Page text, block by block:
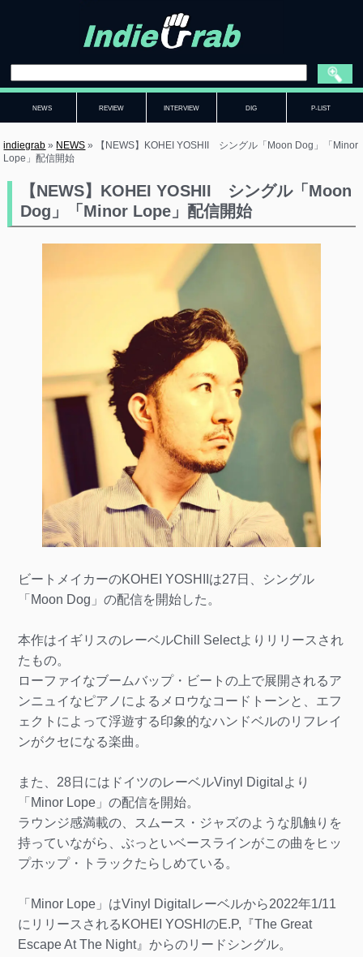
NEWS REVIEW INTERVIEW DIG P-LIST
indiegrab » NEWS »
【NEWS】KOHEI YOSHII シングル「Moon Dog」「Minor
Lope」配信開始
【NEWS】KOHEI YOSHII シングル「Moon
Dog」「Minor Lope」配信開始
ビートメイカーのKOHEI YOSHIIは27日、シングル
「Moon Dog」の配信を開始した。
本作はイギリスのレーベルChill Selectよりリリースされ
たもの。
ローファイなブームバップ・ビートの上で展開されるア
ンニュイなピアノによるメロウなコードトーンと、エフ
ェクトによって浮遊する印象的なハンドベルのリフレイ
ンがクセになる楽曲。
また、28日にはドイツのレーベルVinyl Digitalより
「Minor Lope」の配信を開始。
ラウンジ感満載の、スムース・ジャズのような肌触りを
持っていながら、ぶっといベースラインがこの曲をヒッ
プホップ・トラックたらしめている。
「Minor Lope」はVinyl Digitalレーベルから2022年1/11
にリリースされるKOHEI YOSHIのE.P,『The Great
Escape At The Night』からのリードシングル。